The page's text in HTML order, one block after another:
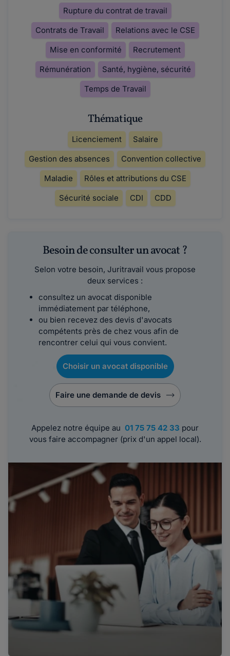
Rupture du contrat de travail
Contrats de Travail
Relations avec le CSE
Mise en conformité
Recrutement
Rémunération
Santé, hygiène, sécurité
Temps de Travail
Thématique
Licenciement
Salaire
Gestion des absences
Convention collective
Maladie
Rôles et attributions du CSE
Sécurité sociale
CDI CDD
Besoin de consulter un avocat ?
Selon votre besoin, Juritravail vous propose
deux services :
consultez un avocat disponible
immédiatement par téléphone,
ou bien recevez des devis d'avocats
compétents près de chez vous afin de
rencontrer celui qui vous convient.
Choisir un avocat disponible
Faire une demande de devis
Appelez notre équipe au 01 75 75 42 33 pour
vous faire accompagner (prix d'un appel local).